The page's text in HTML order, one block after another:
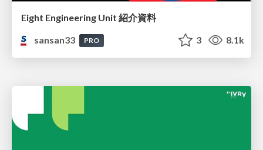
Eight Engineering Unit 紹介資料
sansan33
PRO 3 8.1k